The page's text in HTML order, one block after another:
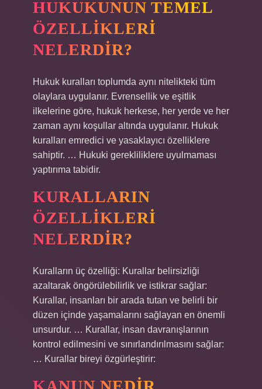
HUKUKUNUN TEMEL
ÖZELLIKLERI
NELERDIR?
Hukuk kuralları toplumda aynı nitelikteki tüm
olaylara uygulanır. Evrensellik ve eşitlik
ilkelerine göre, hukuk herkese, her yerde ve her
zaman aynı koşullar altında uygulanır. Hukuk
kuralları emredici ve yasaklayıcı özelliklere
sahiptir. … Hukuki gerekliliklere uyulmaması
yaptırıma tabidir.
KURALLARIN
ÖZELLIKLERI
NELERDIR?
Kuralların üç özelliği: Kurallar belirsizliği
azaltarak öngörülebilirlik ve istikrar sağlar:
Kurallar, insanları bir arada tutan ve belirli bir
düzen içinde yaşamalarını sağlayan en önemli
unsurdur. … Kurallar, insan davranışlarının
kontrol edilmesini ve sınırlandırılmasını sağlar:
… Kurallar bireyi özgürleştirir: